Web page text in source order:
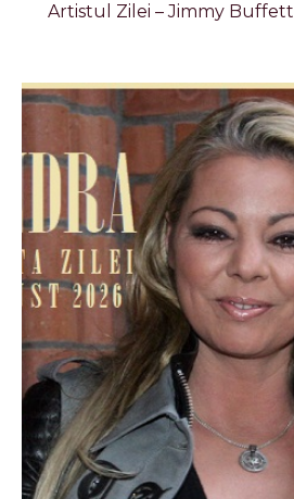
Artistul Zilei – Jimmy Buffett